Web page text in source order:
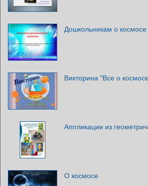
Дошкольникам о космосе
Викторина "Все о
Аппликации из
О космосе